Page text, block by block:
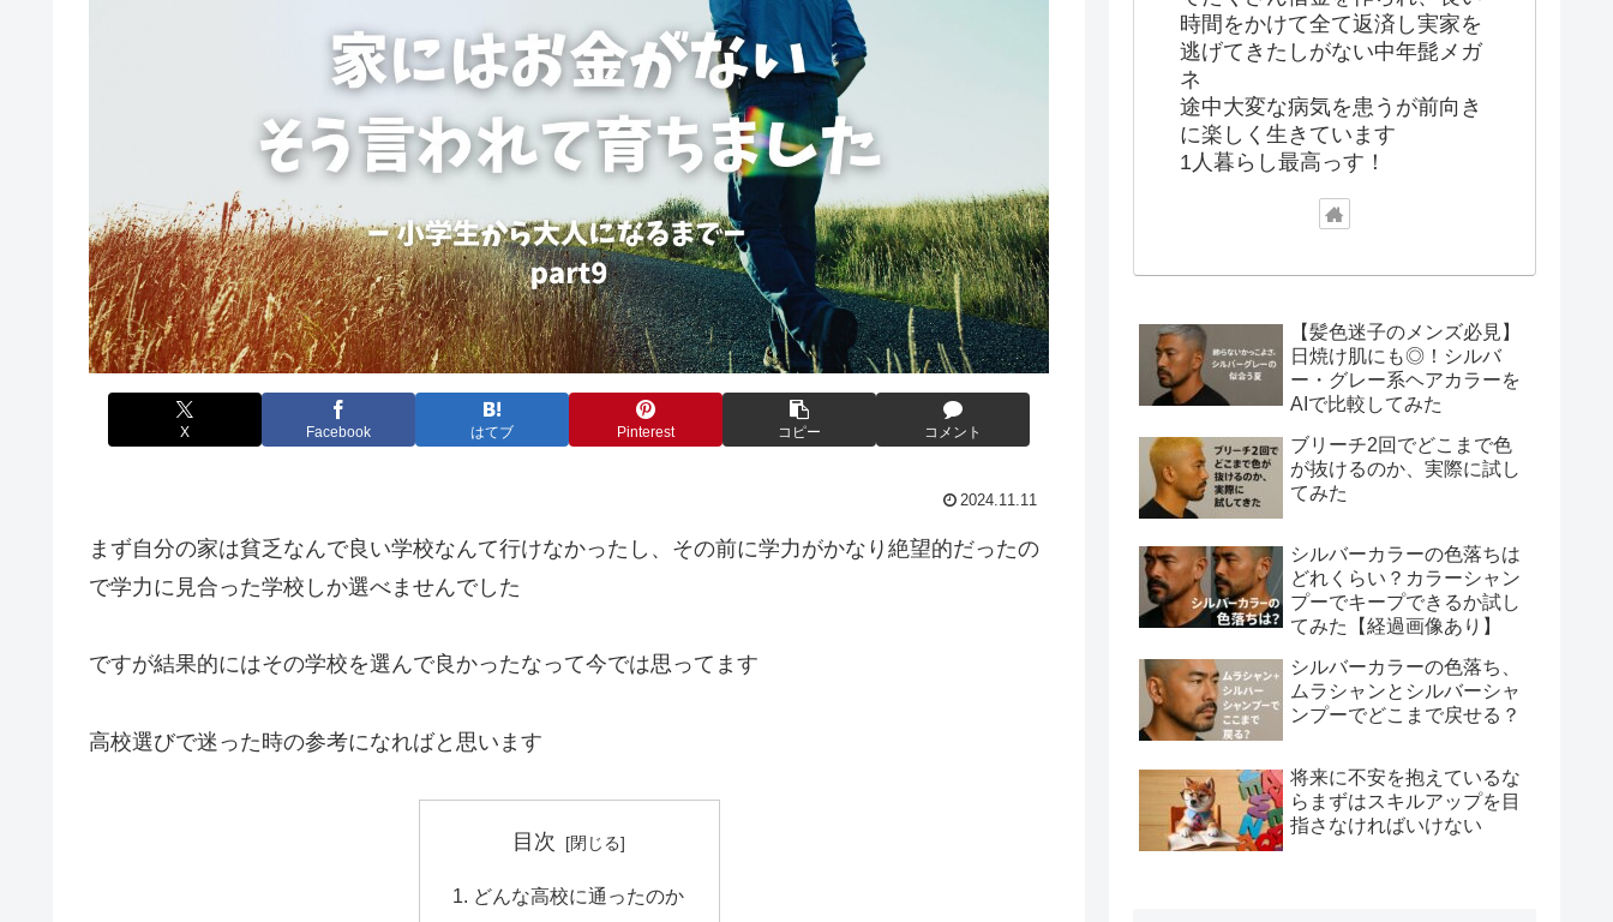
X Facebook はてブ Pinterest コピー コメント
2024.11.11
まず自分の家は貧乏なんで良い学校なんて行けなかったし、その前に学力がかなり絶望的だったの
で学力に見合った学校しか選べませんでした
ですが結果的にはその学校を選んで良かったなって今では思ってます
高校選びで迷った時の参考になればと思います
目次
どんな高校に通ったのか
時間をかけて全て返済し実家を
逃げてきたしがない中年髭メガ
ネ
途中大変な病気を患うが前向き
に楽しく生きています
1人暮らし最高っす！
【髪色迷子のメンズ必見】
日焼け肌にも◎！シルバ
ー・グレー系ヘアカラーを
AIで比較してみた
ブリーチ2回でどこまで色
が抜けるのか、実際に試し
てみた
シルバーカラーの色落ちは
どれくらい？カラーシャン
プーでキープできるか試し
てみた【経過画像あり】
シルバーカラーの色落ち、
ムラシャンとシルバーシャ
ンプーでどこまで戻せる？
将来に不安を抱えているな
らまずはスキルアップを目
指さなければいけない